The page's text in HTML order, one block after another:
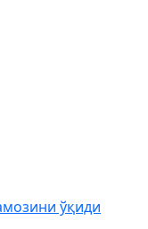
ўқиди